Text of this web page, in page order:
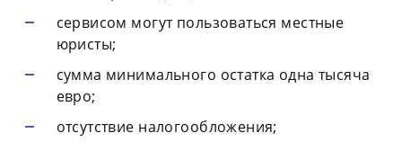
сервисом могут пользоваться местные
юристы;
сумма минимального остатка одна тысяча
евро;
отсутствие налогообложения;